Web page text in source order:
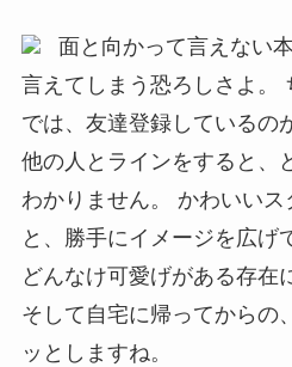
面と向かって言えない
言えてしまう恐ろしさよ。
では、友達登録しているの
他の人とラインをすると、
わかりません。 かわいい
と、勝手にイメージを広げ
どんなけ可愛げがある存在
そして自宅に帰ってからの
ッとしますね。